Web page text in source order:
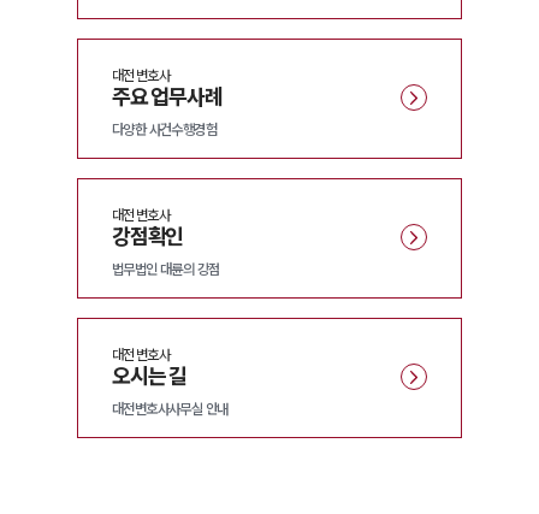
대전 변호사
주요 업무사례
다양한 사건수행경험
대전 변호사
강점확인
법무법인 대륜의 강점
대전 변호사
오시는 길
대전변호사사무실 안내